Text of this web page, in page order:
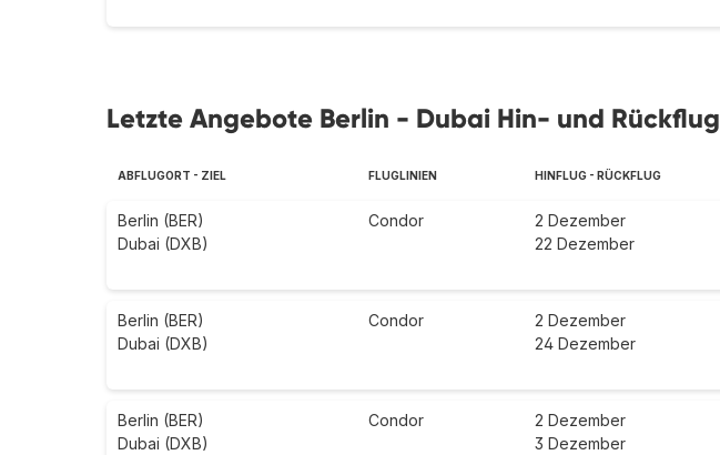
Letzte Angebote Berlin - Dubai Hin- und Rückflug
ABFLUGORT - ZIEL FLUGLINIEN HINFLUG - RÜCKFLUG
Berlin (BER)
Dubai (DXB)
Condor
2 Dezember
22 Dezember
Berlin (BER)
Dubai (DXB)
Condor
2 Dezember
24 Dezember
Berlin (BER)
Dubai (DXB)
Condor
2 Dezember
3 Dezember